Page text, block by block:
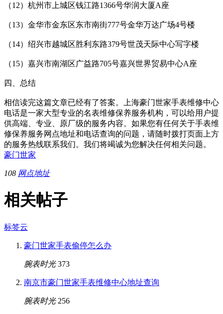
（12）杭州市上城区钱江路1366号华润大厦A座
（13）金华市金东区东市南街777号金华万达广场4号楼
（14）绍兴市越城区胜利东路379号世茂天际中心写字楼
（15）嘉兴市南湖区广益路705号嘉兴世界贸易中心A座
四、总结
相信读完这篇文章已经有了答案。上海豪门世家手表维修中心
电话是一家大型专业的名表维修保养服务机构，可以给用户提
供高端、专业、原厂级的服务内容。如果您有任何关于手表维
修保养服务网点地址和电话查询的问题，请随时拨打页面上方
的服务热线联系我们。我们将竭诚为您解决任何相关问题。
豪门世家
108 网点地址
相关帖子
标签云
豪门世家手表偷停怎么办
腕表时光 373
南京市豪门世家手表维修中心地址查询
腕表时光 256